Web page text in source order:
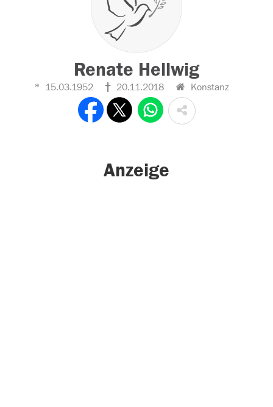
Renate Hellwig
15.03.1952 20.11.2018 Konstanz
Anzeige